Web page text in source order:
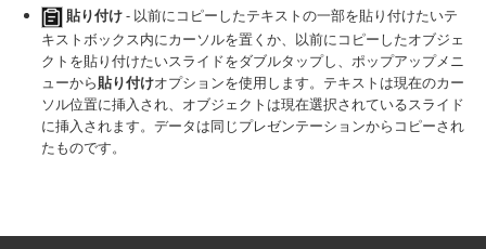
貼り付け- 以前にコピーしたテキストの一部を貼り付けたいテ
キストボックス内にカーソルを置くか、以前にコピーしたオブジェ
クトを貼り付けたいスライドをダブルタップし、ポップアップメニ
ューから貼り付けオプションを使用します。テキストは現在のカー
ソル位置に挿入され、オブジェクトは現在選択されているスライド
に挿入されます。データは同じプレゼンテーションからコピーされ
たものです。